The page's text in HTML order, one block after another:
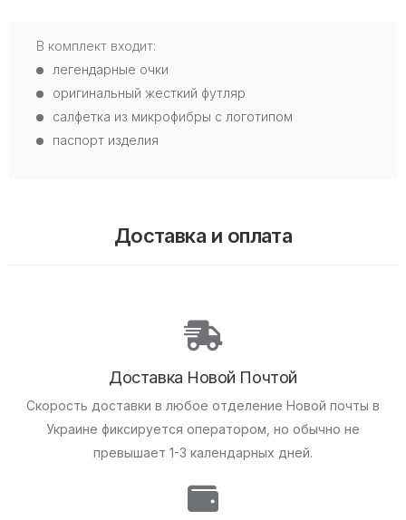
В комплект входит:
легендарные очки
оригинальный жесткий футляр
салфетка из микрофибры с логотипом
паспорт изделия
Доставка и оплата
Доставка Новой Почтой
Скорость доставки в любое отделение Новой почты в
Украине фиксируется оператором, но обычно не
превышает 1-3 календарных дней.